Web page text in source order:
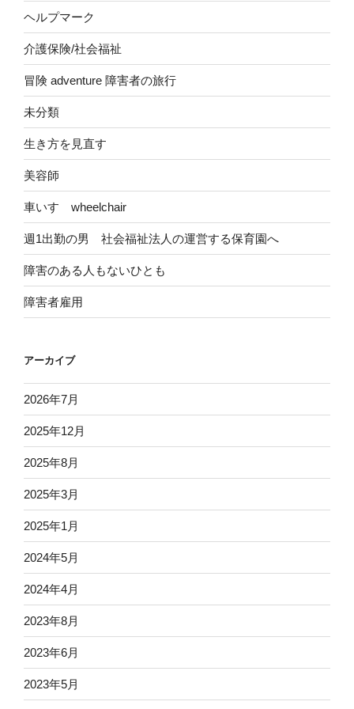
ヘルプマーク
介護保険/社会福祉
冒険 adventure 障害者の旅行
未分類
生き方を見直す
美容師
車いす wheelchair
週1出勤の男 社会福祉法人の運営する保育園へ
障害のある人もないひとも
障害者雇用
アーカイブ
2026年7月
2025年12月
2025年8月
2025年3月
2025年1月
2024年5月
2024年4月
2023年8月
2023年6月
2023年5月